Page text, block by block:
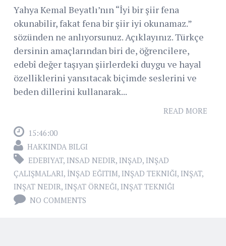
Yahya Kemal Beyatlı’nın “İyi bir şiir fena
okunabilir, fakat fena bir şiir iyi okunamaz.”
sözünden ne anlıyorsunuz. Açıklayınız. Türkçe
dersinin amaçlarından biri de, öğrencilere,
edebî değer taşıyan şiirlerdeki duygu ve hayal
özelliklerini yansıtacak biçimde seslerini ve
beden dillerini kullanarak...
READ MORE
15:46:00
HAKKINDA BILGI
EDEBIYAT, INSAD NEDIR, INŞAD, INŞAD
ÇALIŞMALARI, İNŞAD EĞITIM, INŞAD TEKNIĞI, INŞAT,
INŞAT NEDIR, INŞAT ÖRNEĞI, INŞAT TEKNIĞI
NO COMMENTS